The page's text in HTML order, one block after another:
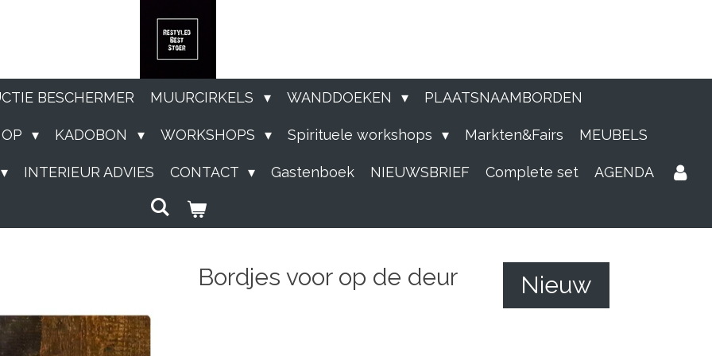
BESCHERMER MUURCIRKELS WANDDOEKEN PLAATSNAAMBORDEN
KADOBON WORKSHOPS Spirituele workshops Markten&Fairs MEUBELS
INTERIEUR ADVIES CONTACT Gastenboek NIEUWSBRIEF Complete set AGENDA
Bordjes voor op de deur Nieuw